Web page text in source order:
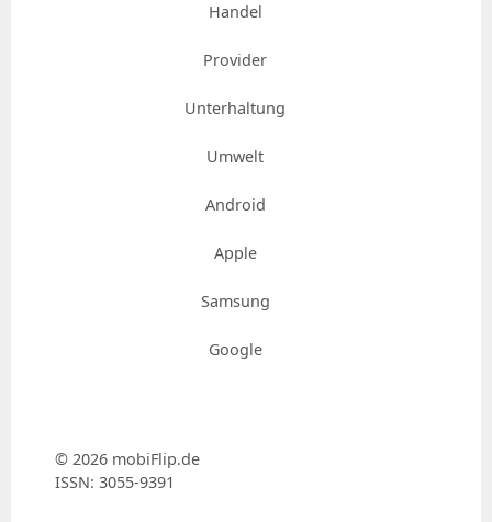
Handel
Provider
Unterhaltung
Umwelt
Android
Apple
Samsung
Google
© 2026 mobiFlip.de
ISSN: 3055-9391